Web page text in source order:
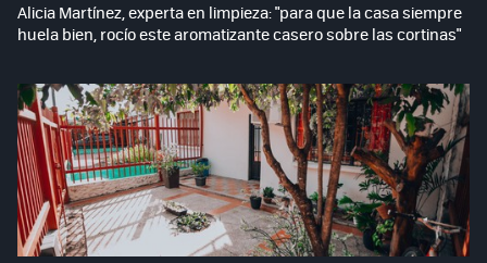
Alicia Martínez, experta en limpieza: "para que la casa siempre
huela bien, rocío este aromatizante casero sobre las cortinas"